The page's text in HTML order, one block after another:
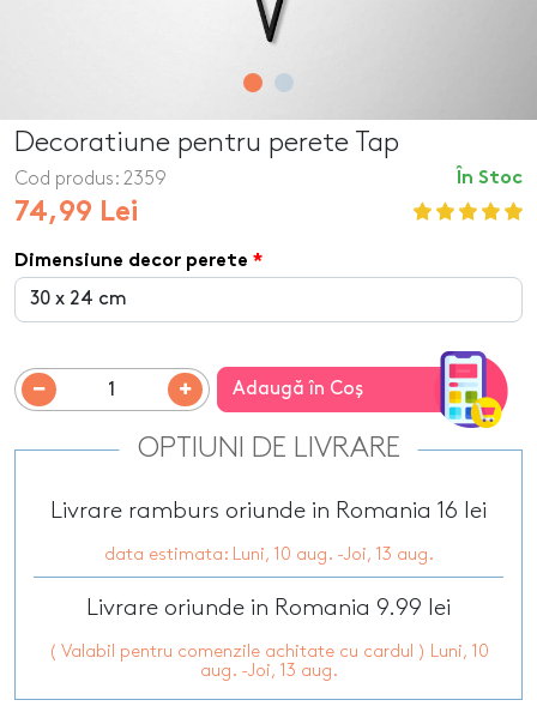
Decoratiune pentru perete Tap
În Stoc
Cod produs: 2359
74,99 Lei
Dimensiune decor perete
Adaugă în Coş
OPTIUNI DE LIVRARE
Livrare ramburs oriunde in Romania 16 lei
data estimata: Luni, 10 aug. -Joi, 13 aug.
Livrare oriunde in Romania 9.99 lei
( Valabil pentru comenzile achitate cu cardul ) Luni, 10
aug. -Joi, 13 aug.